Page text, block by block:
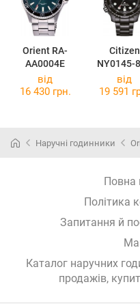
Orient RA-
AA0004E
Citizen
NY0145-
від
16 430 грн.
від
19 591
Наручні годинники
Повна
Політика
Запитання й
Каталог наручних
продажів,